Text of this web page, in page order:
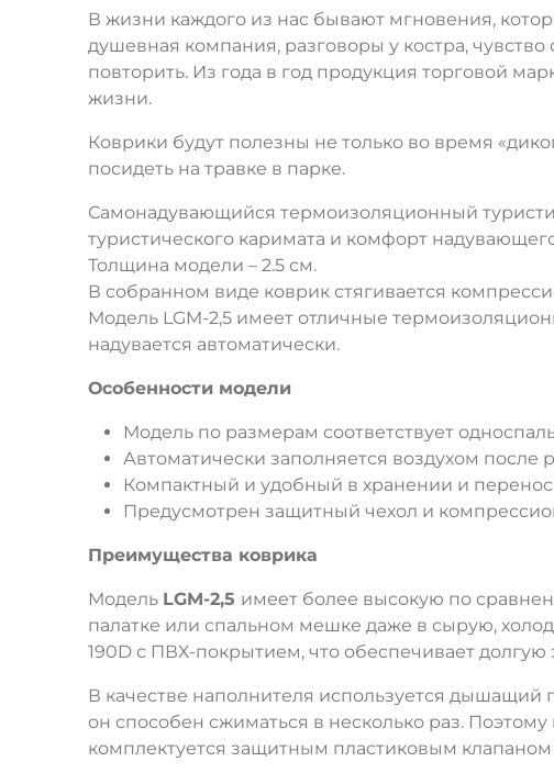
В жизни каждого из нас бывают мгновения,
душевная компания, разговоры у костра,
повторить. Из года в год продукция торговой
жизни.
Коврики будут полезны не только во время
посидеть на травке в парке.
Самонадувающийся термоизоляционный
туристического каримата и комфорт
Толщина модели – 2.5 см.
В собранном виде коврик стягивается
Модель LGM-2,5 имеет отличные
надувается автоматически.
Особенности модели
Модель по размерам соответствует
Автоматически заполняется воздухом после
Компактный и удобный в хранении и
Предусмотрен защитный чехол и
Преимущества коврика
Модель LGM-2,5 имеет более высокую по
палатке или спальном мешке даже в сырую,
190D с ПВХ-покрытием, что обеспечивает долгую
В качестве наполнителя используется дышащий
он способен сжиматься в несколько раз.
комплектуется защитным пластиковым